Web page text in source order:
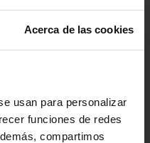
Acerca de las cookies
usan para personalizar
funciones de redes
compartimos